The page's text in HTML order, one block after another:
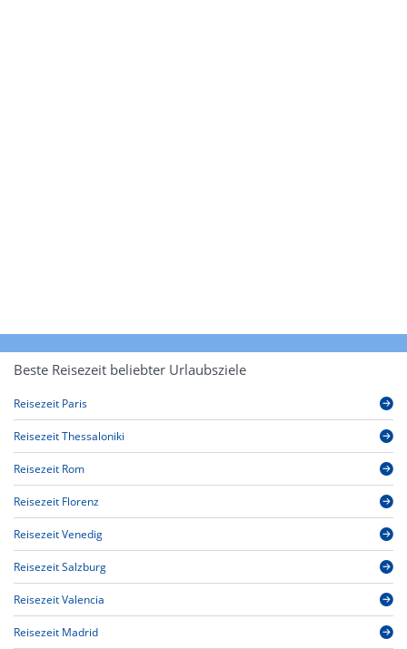
Beste Reisezeit beliebter Urlaubsziele
Reisezeit Paris
Reisezeit Thessaloniki
Reisezeit Rom
Reisezeit Florenz
Reisezeit Venedig
Reisezeit Salzburg
Reisezeit Valencia
Reisezeit Madrid